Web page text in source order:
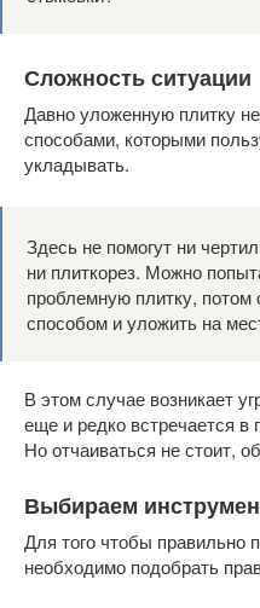
Сложность ситуации
Давно уложенную плитку
способами, которыми
укладывать.
Здесь не помогут ни
ни плиткорез. Можно
проблемную плитку, потом
способом и уложить на
В этом случае возникает
еще и редко встречается в
Но отчаиваться не стоит,
Выбираем
Для того чтобы правильно
необходимо подобрать